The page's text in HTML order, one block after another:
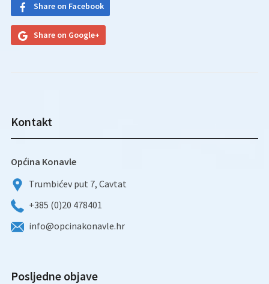
Share on Facebook
Share on Google+
Kontakt
Općina Konavle
Trumbićev put 7, Cavtat
+385 (0)20 478401
info@opcinakonavle.hr
Posljedne objave